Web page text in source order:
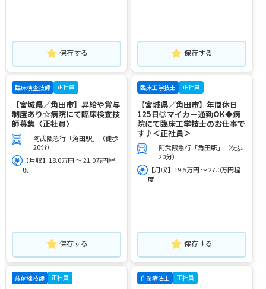
保存する 保存する
臨床検査技師 正社員
【宮城県／角田市】昇給や賞与
制度あり☆病院にて臨床検査技
師募集〈正社員〉
阿武隈急行「角田駅」（徒歩
20分）
【月収】18.0万円 ～ 21.0万円程
度
保存する
臨床工学技士 正社員
【宮城県／角田市】年間休日
125日◎マイカー通勤OK◆病
院にて臨床工学技士のお仕事で
す♪＜正社員＞
阿武隈急行「角田駅」（徒歩
20分）
【月収】19.5万円 ～ 27.0万円程
度
保存する
放射線技師 正社員 作業療法士 正社員